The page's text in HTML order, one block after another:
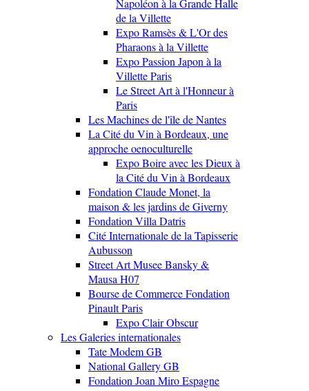
Napoléon à la Grande Halle
de la Villette
Expo Ramsès & L'Or des
Pharaons à la Villette
Expo Passion Japon à la
Villette Paris
Le Street Art à l'Honneur à
Paris
Les Machines de l'île de Nantes
La Cité du Vin à Bordeaux, une
approche oenoculturelle
Expo Boire avec les Dieux à
la Cité du Vin à Bordeaux
Fondation Claude Monet, la
maison & les jardins de Giverny
Fondation Villa Datris
Cité Internationale de la Tapisserie
Aubusson
Street Art Musee Bansky &
Mausa H07
Bourse de Commerce Fondation
Pinault Paris
Expo Clair Obscur
Les Galeries internationales
Tate Modem GB
National Gallery GB
Fondation Joan Miro Espagne